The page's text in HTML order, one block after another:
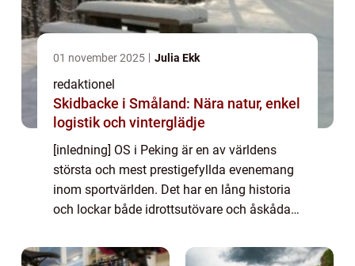
01 november 2025 Julia Ekk
redaktionel
Skidbacke i Småland: Nära natur, enkel
logistik och vinterglädje
[inledning] OS i Peking är en av världens
största och mest prestigefyllda evenemang
inom sportvärlden. Det har en lång historia
och lockar både idrottsutövare och åskådare
att ge en detaljerad översikt öve...